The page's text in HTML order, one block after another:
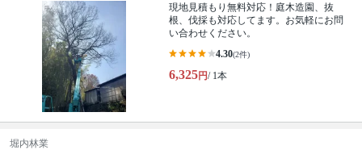
現地見積もり無料対応！庭木造園、抜
根、伐採も対応してます。お気軽にお問
い合わせください。
4.30(2件)
6,325円/ 1本
堀内林業